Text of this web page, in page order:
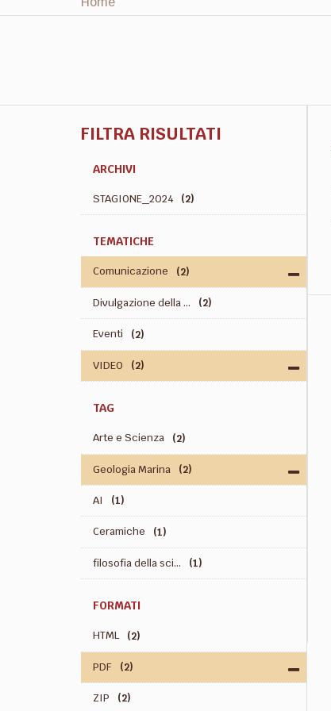
FILTRA RISULTATI
ARCHIVI
STAGIONE_2024 (2)
TEMATICHE
Comunicazione (2)
Divulgazione della ... (2)
Eventi (2)
VIDEO (2)
TAG
Arte e Scienza (2)
Geologia Marina (2)
AI (1)
Ceramiche (1)
filosofia della sci... (1)
FORMATI
HTML (2)
PDF (2)
ZIP (2)